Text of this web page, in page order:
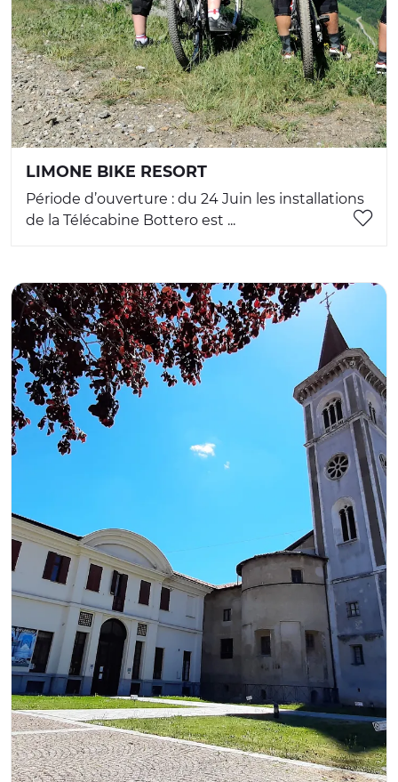
LIMONE BIKE RESORT
Période d’ouverture : du 24 Juin les installations
de la Télécabine Bottero est ...